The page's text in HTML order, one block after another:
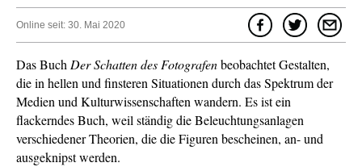
a
t
i
n
Online seit: 30. Mai 2020
Das Buch Der Schatten des Fotografenbeobachtet Gestalten,
die in hellen und finsteren Situationen durch das Spektrum der
Medien und Kulturwissenschaften wandern. Es ist ein
flackerndes Buch, weil ständig die Beleuchtungsanlagen
verschiedener Theorien, die die Figuren bescheinen, an- und
ausgeknipst werden.